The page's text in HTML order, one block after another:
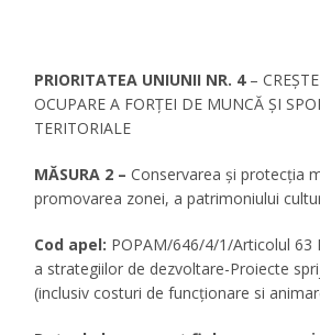
PRIORITATEA UNIUNII NR. 4–
OCUPARE A FORŢEI DE MUNCĂ ŞI
TERITORIALE
MĂSURA 2 –Conservarea și protecția
promovarea zonei, a patrimoniului
Cod apel: POPAM/646/4/1/Articolul 63
a strategiilor de dezvoltare-Proiecte
(inclusiv costuri de funcționare si